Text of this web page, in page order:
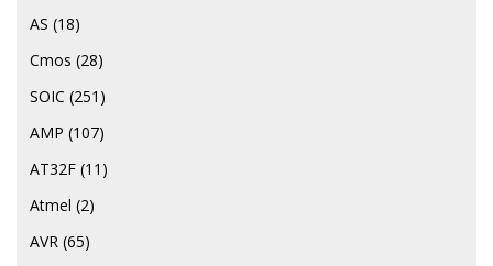
AS (18)
Cmos (28)
SOIC (251)
AMP (107)
AT32F (11)
Atmel (2)
AVR (65)